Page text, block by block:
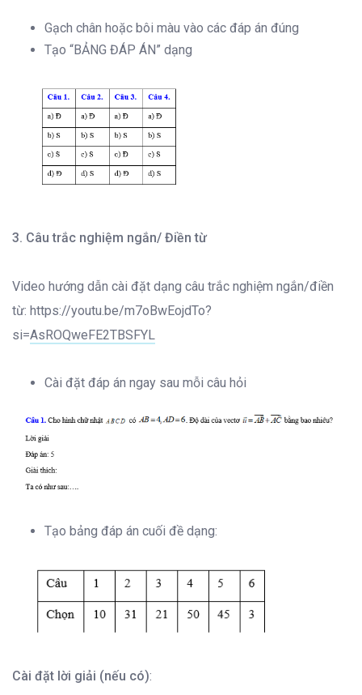
Gạch chân hoặc bôi màu vào các đáp án đúng
Tạo “BẢNG ĐÁP ÁN” dạng
3. Câu trắc nghiệm ngắn/ Điền từ
Video hướng dẫn cài đặt dạng câu trắc nghiệm ngắn/điền
từ: https://youtu.be/m7oBwEojdTo?
si=AsROQweFE2TBSFYL
Cài đặt đáp án ngay sau mỗi câu hỏi
Tạo bảng đáp án cuối đề dạng:
Cài đặt lời giải (nếu có):